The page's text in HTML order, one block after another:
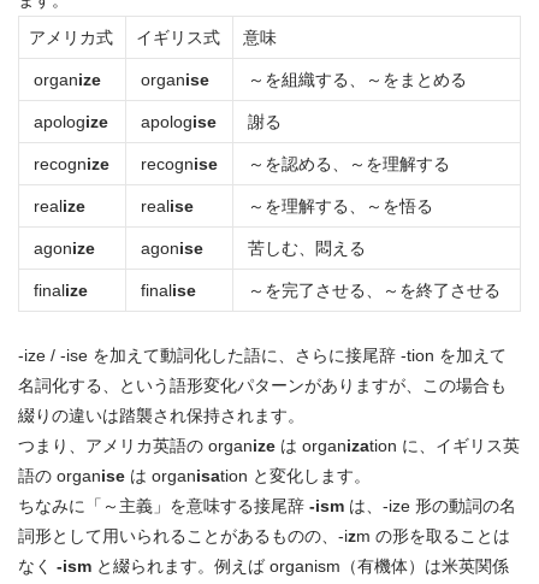
アメリカ式
イギリス式 意味
organize organise ～を組織する、～をまとめる
apologize apologise 謝る
recognize recognise ～を認める、～を理解する
realize realise ～を理解する、～を悟る
agonize agonise 苦しむ、悶える
finalize finalise ～を完了させる、～を終了させる
-ize / -ise を加えて動詞化した語に、さらに接尾辞 -tion を加えて
名詞化する、という語形変化パターンがありますが、この場合も
綴りの違いは踏襲され保持されます。
つまり、アメリカ英語の organize は organization に、イギリス英
語の organise は organisation と変化します。
ちなみに「～主義」を意味する接尾辞 -ism は、-ize 形の動詞の名
詞形として用いられることがあるものの、-izm の形を取ることは
なく -ism と綴られます。例えば organism（有機体）は米英関係